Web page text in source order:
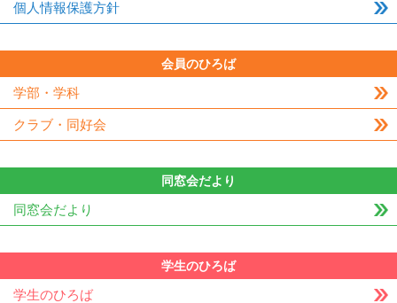
個人情報保護方針
会員のひろば
学部・学科
クラブ・同好会
同窓会だより
同窓会だより
学生のひろば
学生のひろば